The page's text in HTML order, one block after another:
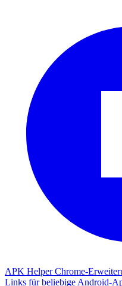
APK Helper Chrome-
Links für beliebige Android-